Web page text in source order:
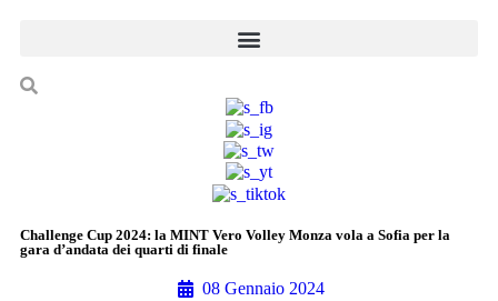
Challenge Cup 2024: la MINT Vero Volley Monza vola a Sofia per la
gara d’andata dei quarti di finale
08 Gennaio 2024